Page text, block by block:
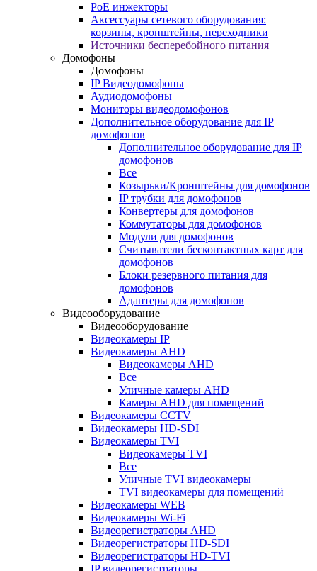
PoE инжекторы
Аксессуары сетевого оборудования:
корзины, кронштейны, переходники
Источники бесперебойного питания
Домофоны
Домофоны
IP Видеодомофоны
Аудиодомофоны
Мониторы видеодомофонов
Дополнительное оборудование для IP
домофонов
Дополнительное оборудование для IP
домофонов
Все
Козырьки/Кронштейны для домофонов
IP трубки для домофонов
Конвертеры для домофонов
Коммутаторы для домофонов
Модули для домофонов
Считыватели бесконтактных карт для
домофонов
Блоки резервного питания для
домофонов
Адаптеры для домофонов
Видеооборудование
Видеооборудование
Видеокамеры IP
Видеокамеры AHD
Видеокамеры AHD
Все
Уличные камеры AHD
Камеры AHD для помещений
Видеокамеры CCTV
Видеокамеры HD-SDI
Видеокамеры TVI
Видеокамеры TVI
Все
Уличные TVI видеокамеры
TVI видеокамеры для помещений
Видеокамеры WEB
Видеокамеры Wi-Fi
Видеорегистраторы AHD
Видеорегистраторы HD-SDI
Видеорегистраторы HD-TVI
IP видеорегистраторы